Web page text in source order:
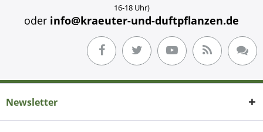
16-18 Uhr)
oder info@kraeuter-und-duftpflanzen.de
Newsletter